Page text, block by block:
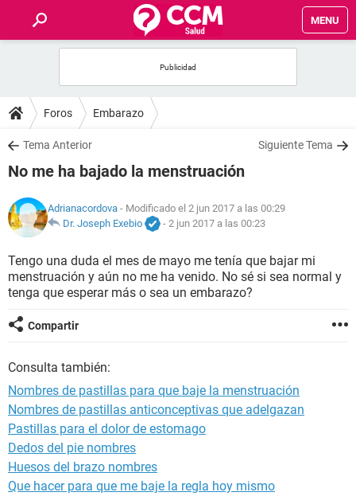
MENU
FOROS
SALUD
NUTRICIÓN
BIENESTAR
Foros Embarazo
Tema Anterior Siguiente Tema
No me ha bajado la menstruación
Adrianacordova - Modificado el 2 jun 2017 a las 00:29
Dr. Joseph Exebio
- 2 jun 2017 a las 00:23
Tengo una duda el mes de mayo me tenía que bajar mi
menstruación y aún no me ha venido. No sé si sea normal y
tenga que esperar más o sea un embarazo?
Compartir
Consulta también:
Nombres de pastillas para que baje la menstruación
Nombres de pastillas anticonceptivas que adelgazan
Pastillas para el dolor de estomago
Dedos del pie nombres
Huesos del brazo nombres
Que hacer para que me baje la regla hoy mismo